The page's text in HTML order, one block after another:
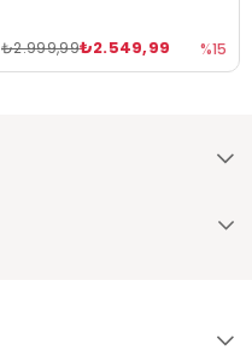
₺2.549,99
₺2.999,99 %15